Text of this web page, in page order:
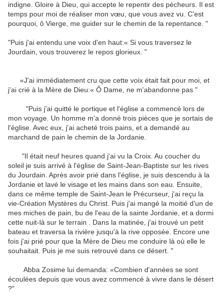
indigne. Gloire à Dieu, qui accepte le repentir des pécheurs. Il est
temps pour moi de réaliser mon vœu, que vous avez vu. C'est
pourquoi, ô Vierge, me guider sur le chemin de la repentance. "
"Puis j'ai entendu une voix d'en haut:« Si vous traversez le
Jourdain, vous trouverez le repos glorieux. "
«J'ai immédiatement cru que cette voix était fait pour moi, et
j'ai crié à la Mère de Dieu:« Ô Dame, ne m'abandonne pas "
"Puis j'ai quitté le portique et l'église a commencé lors de
mon voyage. Un homme m'a donné trois pièces que je sortais de
l'église. Avec eux, j'ai acheté trois pains, et a demandé au
marchand de pain le chemin de la Jordanie.
"Il était neuf heures quand j'ai vu la Croix. Au coucher du
soleil je suis arrivé à l'église de Saint-Jean-Baptiste sur les rives
du Jourdain. Après avoir prié dans l'église, je suis descendu à la
Jordanie et lavé le visage et les mains dans son eau. Ensuite,
dans ce même temple de Saint-Jean le Précurseur, j'ai reçu la
vie-Création Mystères du Christ. Puis j'ai mangé la moitié d'un de
mes miches de pain, bu de l'eau de la sainte Jordanie, et a dormi
cette nuit-là sur le terrain . Dans la matinée, j'ai trouvé un petit
bateau et traversa la rivière jusqu'à la rive opposée. Encore une
fois j'ai prié pour que la Mère de Dieu me conduire là où elle le
souhaitait. Puis je me suis retrouvé dans ce désert. "
Abba Zosime lui demanda: «Combien d'années se sont
écoulées depuis que vous avez commencé à vivre dans le désert
?"